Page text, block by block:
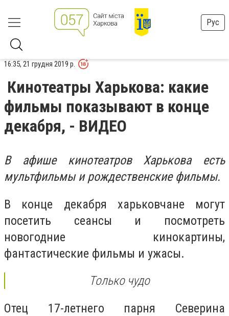
Рус
16:35, 21 грудня 2019 р.
Кинотеатры Харькова: какие
фильмы показывают в конце
декабря, - ВИДЕО
В афише кинотеатров Харькова есть
мультфильмы и рождественские фильмы.
В конце декабря харьковчане могут
посетить сеансы и посмотреть
новогодние кинокартины,
фантастические фильмы и ужасы.
Только чудо
Отец 17-летнего парня Северина